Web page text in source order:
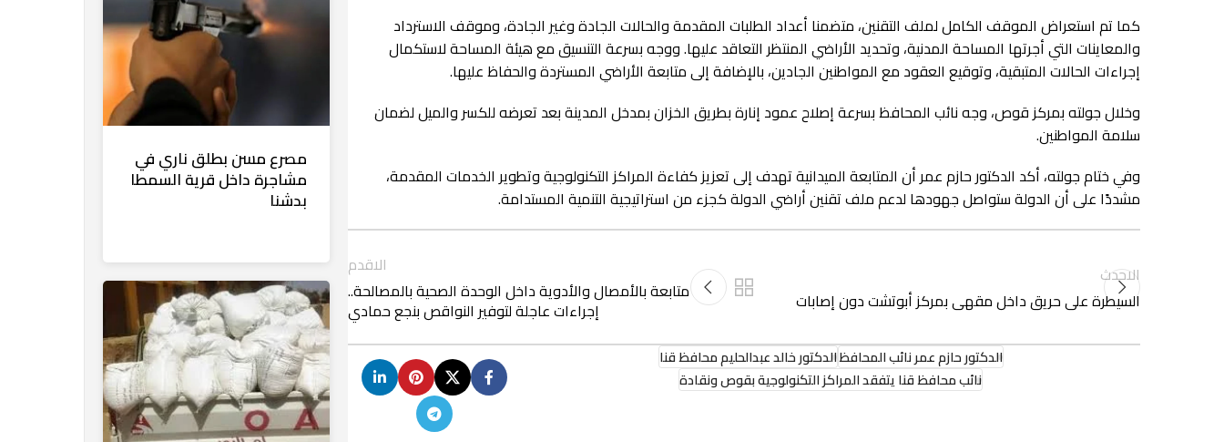
كما تم استعراض الموقف الكامل لملف التقنين، متضمنا أعداد الطلبات المقدمة والحالات الجادة وغير الجادة، وموقف الاسترداد
والمعاينات التي أجرتها المساحة المدنية، وتحديد الأراضي المنتظر التعاقد عليها. ووجه بسرعة التنسيق مع هيئة المساحة لاستكمال
إجراءات الحالات المتبقية، وتوقيع العقود مع المواطنين الجادين، بالإضافة إلى متابعة الأراضي المستردة والحفاظ عليها.
وخلال جولته بمركز قوص، وجه نائب المحافظ بسرعة إصلاح عمود إنارة بطريق الخزان بمدخل المدينة بعد تعرضه للكسر والميل لضمان
سلامة المواطنين.
وفي ختام جولته، أكد الدكتور حازم عمر أن المتابعة الميدانية تهدف إلى تعزيز كفاءة المراكز التكنولوجية وتطوير الخدمات المقدمة،
مشددًا على أن الدولة ستواصل جهودها لدعم ملف تقنين أراضي الدولة كجزء من استراتيجية التنمية المستدامة.
الاحدث
السيطرة على حريق داخل مقهى بمركز أبوتشت دون إصابات
الاقدم
متابعة بالأمصال والأدوية داخل الوحدة الصحية بالمصالحة..
إجراءات عاجلة لتوفير النواقص بنجع حمادي
الدكتور حازم عمر نائب المحافظالدكتور خالد عبدالحليم محافظ قنا
نائب محافظ قنا يتفقد المراكز التكنولوجية بقوص ونقادة
مصرع مسن بطلق ناري في
مشاجرة داخل قرية السمطا
بدشنا